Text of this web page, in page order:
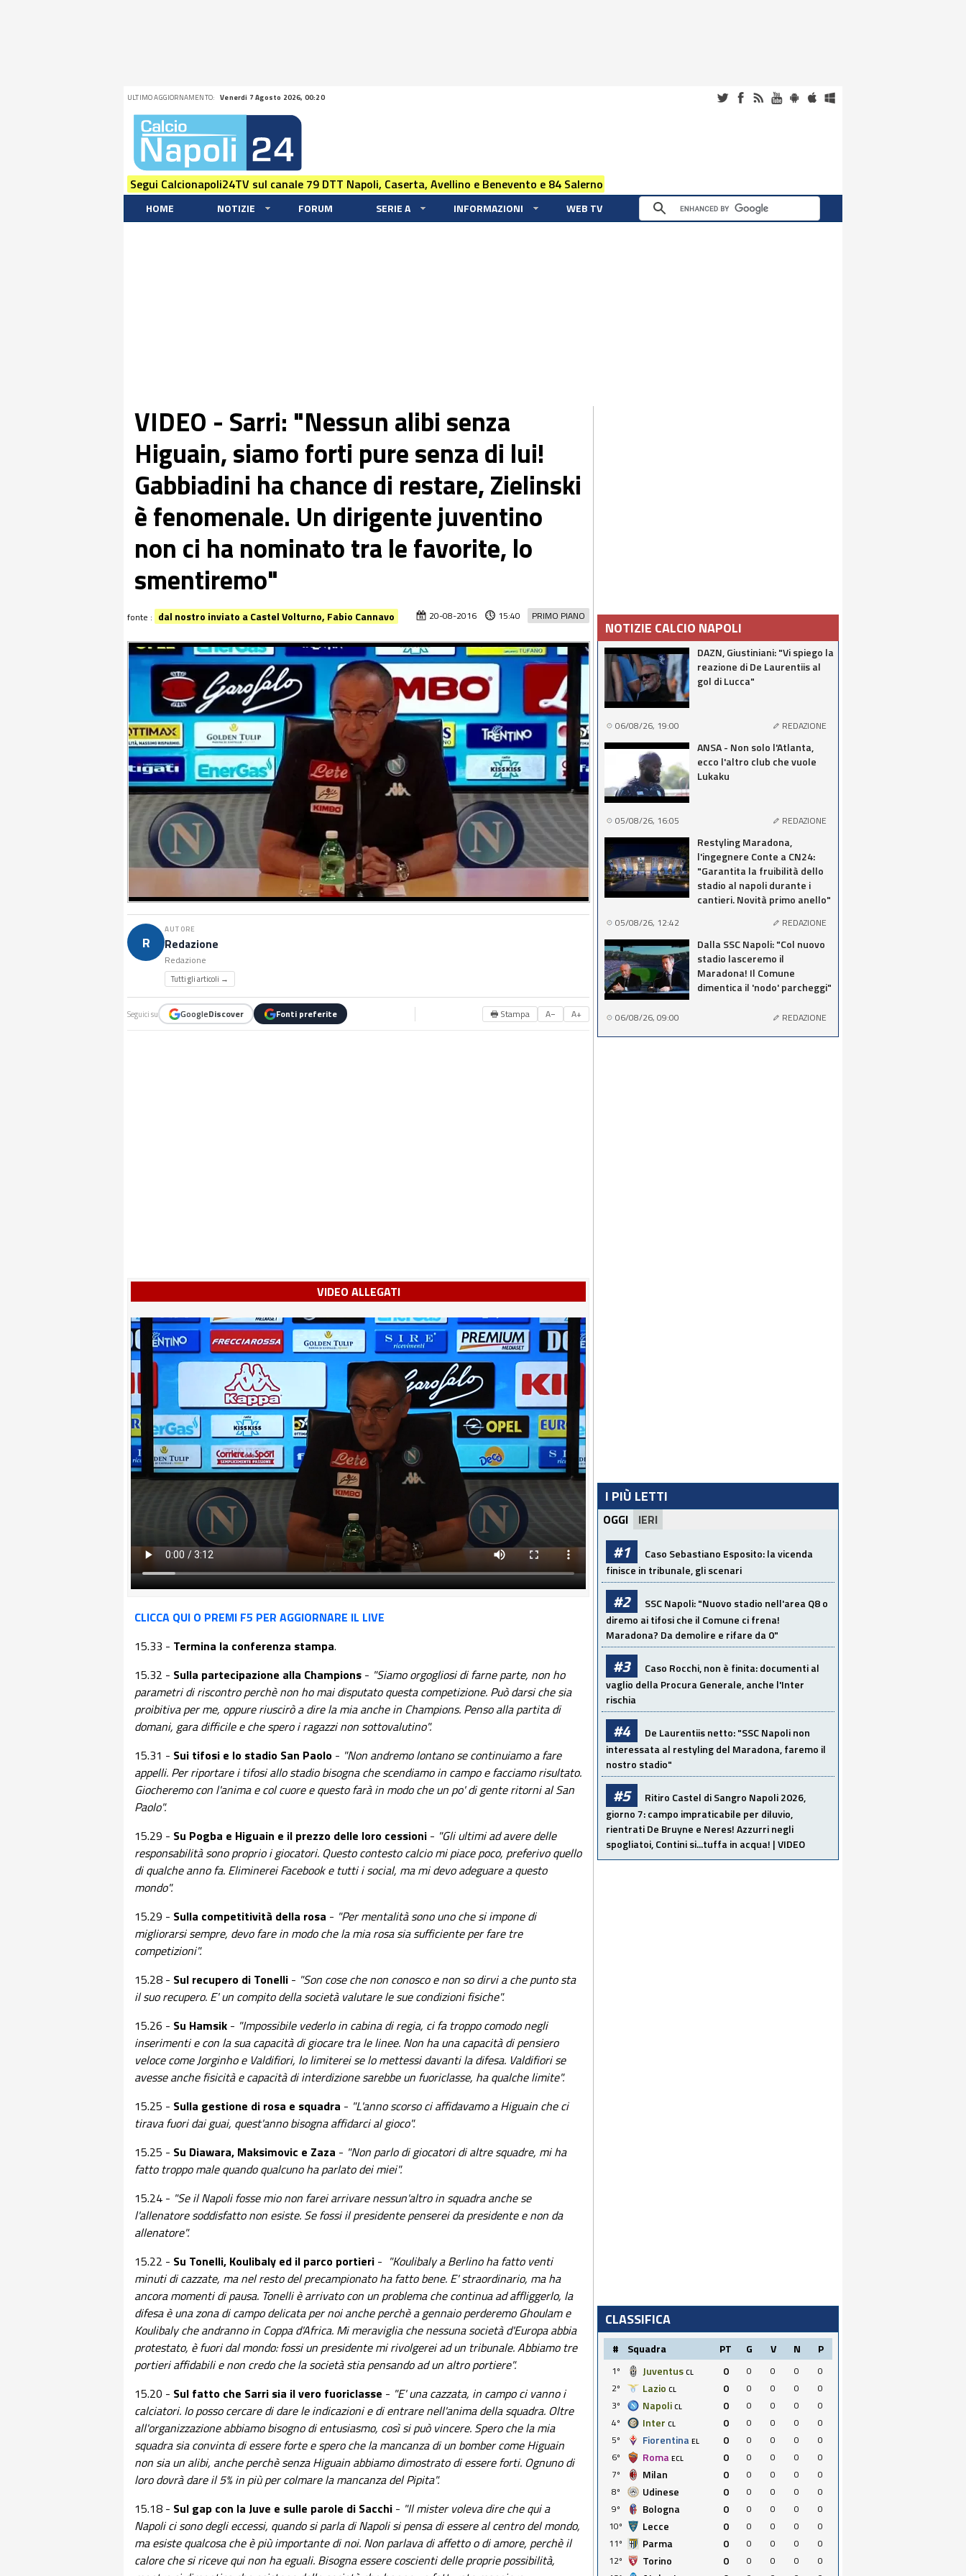
ULTIMO AGGIORNAMENTO: Venerdi 7 Agosto 2026, 00:20
Segui Calcionapoli24TV sul canale 79 DTT Napoli, Caserta, Avellino e Benevento e 84 Salerno
HOME NOTIZIE FORUM SERIE A INFORMAZIONI WEB TV
VIDEO - Sarri: "Nessun alibi senza
Higuain, siamo forti pure senza di lui!
Gabbiadini ha chance di restare, Zielinski
è fenomenale. Un dirigente juventino
non ci ha nominato tra le favorite, lo
smentiremo"
PRIMO PIANO
20-08-2016 15:40
fonte : dal nostro inviato a Castel Volturno, Fabio Cannavo
R
AUTORE
Redazione
Redazione
Tutti gli articoli →
Seguici su GoogleDiscover Fonti preferite 🖶 Stampa A− A+
VIDEO ALLEGATI
CLICCA QUI O PREMI F5 PER AGGIORNARE IL LIVE
15.33 - Termina la conferenza stampa.
15.32 - Sulla partecipazione alla Champions - "Siamo orgogliosi di farne parte, non ho
parametri di riscontro perchè non ho mai disputato questa competizione. Può darsi che sia
proibitiva per me, oppure riuscirò a dire la mia anche in Champions. Penso alla partita di
domani, gara difficile e che spero i ragazzi non sottovalutino".
15.31 - Sui tifosi e lo stadio San Paolo - "Non andremo lontano se continuiamo a fare
appelli. Per riportare i tifosi allo stadio bisogna che scendiamo in campo e facciamo risultato.
Giocheremo con l'anima e col cuore e questo farà in modo che un po' di gente ritorni al San
Paolo".
15.29 - Su Pogba e Higuain e il prezzo delle loro cessioni - "Gli ultimi ad avere delle
responsabilità sono proprio i giocatori. Questo contesto calcio mi piace poco, preferivo quello
di qualche anno fa. Eliminerei Facebook e tutti i social, ma mi devo adeguare a questo
mondo".
15.29 - Sulla competitività della rosa - "Per mentalità sono uno che si impone di
migliorarsi sempre, devo fare in modo che la mia rosa sia sufficiente per fare tre
competizioni".
15.28 - Sul recupero di Tonelli - "Son cose che non conosco e non so dirvi a che punto sta
il suo recupero. E' un compito della società valutare le sue condizioni fisiche".
15.26 - Su Hamsik - "Impossibile vederlo in cabina di regia, ci fa troppo comodo negli
inserimenti e con la sua capacità di giocare tra le linee. Non ha una capacità di pensiero
veloce come Jorginho e Valdifiori, lo limiterei se lo mettessi davanti la difesa. Valdifiori se
avesse anche fisicità e capacità di interdizione sarebbe un fuoriclasse, ha qualche limite".
15.25 - Sulla gestione di rosa e squadra - "L'anno scorso ci affidavamo a Higuain che ci
tirava fuori dai guai, quest'anno bisogna affidarci al gioco".
15.25 - Su Diawara, Maksimovic e Zaza - "Non parlo di giocatori di altre squadre, mi ha
fatto troppo male quando qualcuno ha parlato dei miei".
15.24 - "Se il Napoli fosse mio non farei arrivare nessun'altro in squadra anche se
l'allenatore soddisfatto non esiste. Se fossi il presidente penserei da presidente e non da
allenatore".
15.22 - Su Tonelli, Koulibaly ed il parco portieri - "Koulibaly a Berlino ha fatto venti
minuti di cazzate, ma nel resto del precampionato ha fatto bene. E' straordinario, ma ha
ancora momenti di pausa. Tonelli è arrivato con un problema che continua ad affliggerlo, la
difesa è una zona di campo delicata per noi anche perchè a gennaio perderemo Ghoulam e
Koulibaly che andranno in Coppa d'Africa. Mi meraviglia che nessuna società d'Europa abbia
protestato, è fuori dal mondo: fossi un presidente mi rivolgerei ad un tribunale. Abbiamo tre
portieri affidabili e non credo che la società stia pensando ad un altro portiere".
15.20 - Sul fatto che Sarri sia il vero fuoriclasse - "E' una cazzata, in campo ci vanno i
calciatori. Io posso cercare di dare le indicazioni e di entrare nell'anima della squadra. Oltre
all'organizzazione abbiamo bisogno di entusiasmo, così si può vincere. Spero che la mia
squadra sia convinta di essere forte e spero che la mancanza di un bomber come Higuain
non sia un alibi, anche perchè senza Higuain abbiamo dimostrato di essere forti. Ognuno di
loro dovrà dare il 5% in più per colmare la mancanza del Pipita".
15.18 - Sul gap con la Juve e sulle parole di Sacchi - "Il mister voleva dire che qui a
Napoli ci sono degli eccessi, quando si parla di Napoli si pensa di essere al centro del mondo,
ma esiste qualcosa che è più importante di noi. Non parlava di affetto o di amore, perchè il
calore che si riceve qui non ha eguali. Bisogna essere coscienti delle proprie possibilità,
NOTIZIE CALCIO NAPOLI
DAZN, Giustiniani: "Vi spiego la
reazione di De Laurentiis al
gol di Lucca"
06/08/26, 19:00 REDAZIONE
ANSA - Non solo l'Atlanta,
ecco l'altro club che vuole
Lukaku
05/08/26, 16:05 REDAZIONE
Restyling Maradona,
l'ingegnere Conte a CN24:
"Garantita la fruibilità dello
stadio al napoli durante i
cantieri. Novità primo anello"
05/08/26, 12:42 REDAZIONE
Dalla SSC Napoli: "Col nuovo
stadio lasceremo il
Maradona! Il Comune
dimentica il 'nodo' parcheggi"
06/08/26, 09:00 REDAZIONE
I PIÙ LETTI
OGGI IERI
#1
Caso Sebastiano Esposito: la vicenda
finisce in tribunale, gli scenari
#2
SSC Napoli: "Nuovo stadio nell'area Q8 o
diremo ai tifosi che il Comune ci frena!
Maradona? Da demolire e rifare da 0"
#3
Caso Rocchi, non è finita: documenti al
vaglio della Procura Generale, anche l'Inter
rischia
#4
De Laurentiis netto: "SSC Napoli non
interessata al restyling del Maradona, faremo il
nostro stadio"
#5
Ritiro Castel di Sangro Napoli 2026,
giorno 7: campo impraticabile per diluvio,
rientrati De Bruyne e Neres! Azzurri negli
spogliatoi, Contini si...tuffa in acqua! | VIDEO
CLASSIFICA
# Squadra PT G V N P
1º Juventus CL 0 0 0 0
0
2º
Lazio CL 0 0 0 0
0
3º
Napoli CL 0 0 0 0
0
4º
Inter CL 0 0 0 0
0
5º
Fiorentina EL 0 0 0 0
0
6º
Roma ECL 0 0 0 0
0
7º
Milan 0 0 0 0
0
8º
Udinese 0 0 0 0
0
9º
Bologna 0 0 0 0
0
10º
Lecce 0 0 0 0
0
11º
Parma 0 0 0 0
0
12º
Torino 0 0 0 0
0